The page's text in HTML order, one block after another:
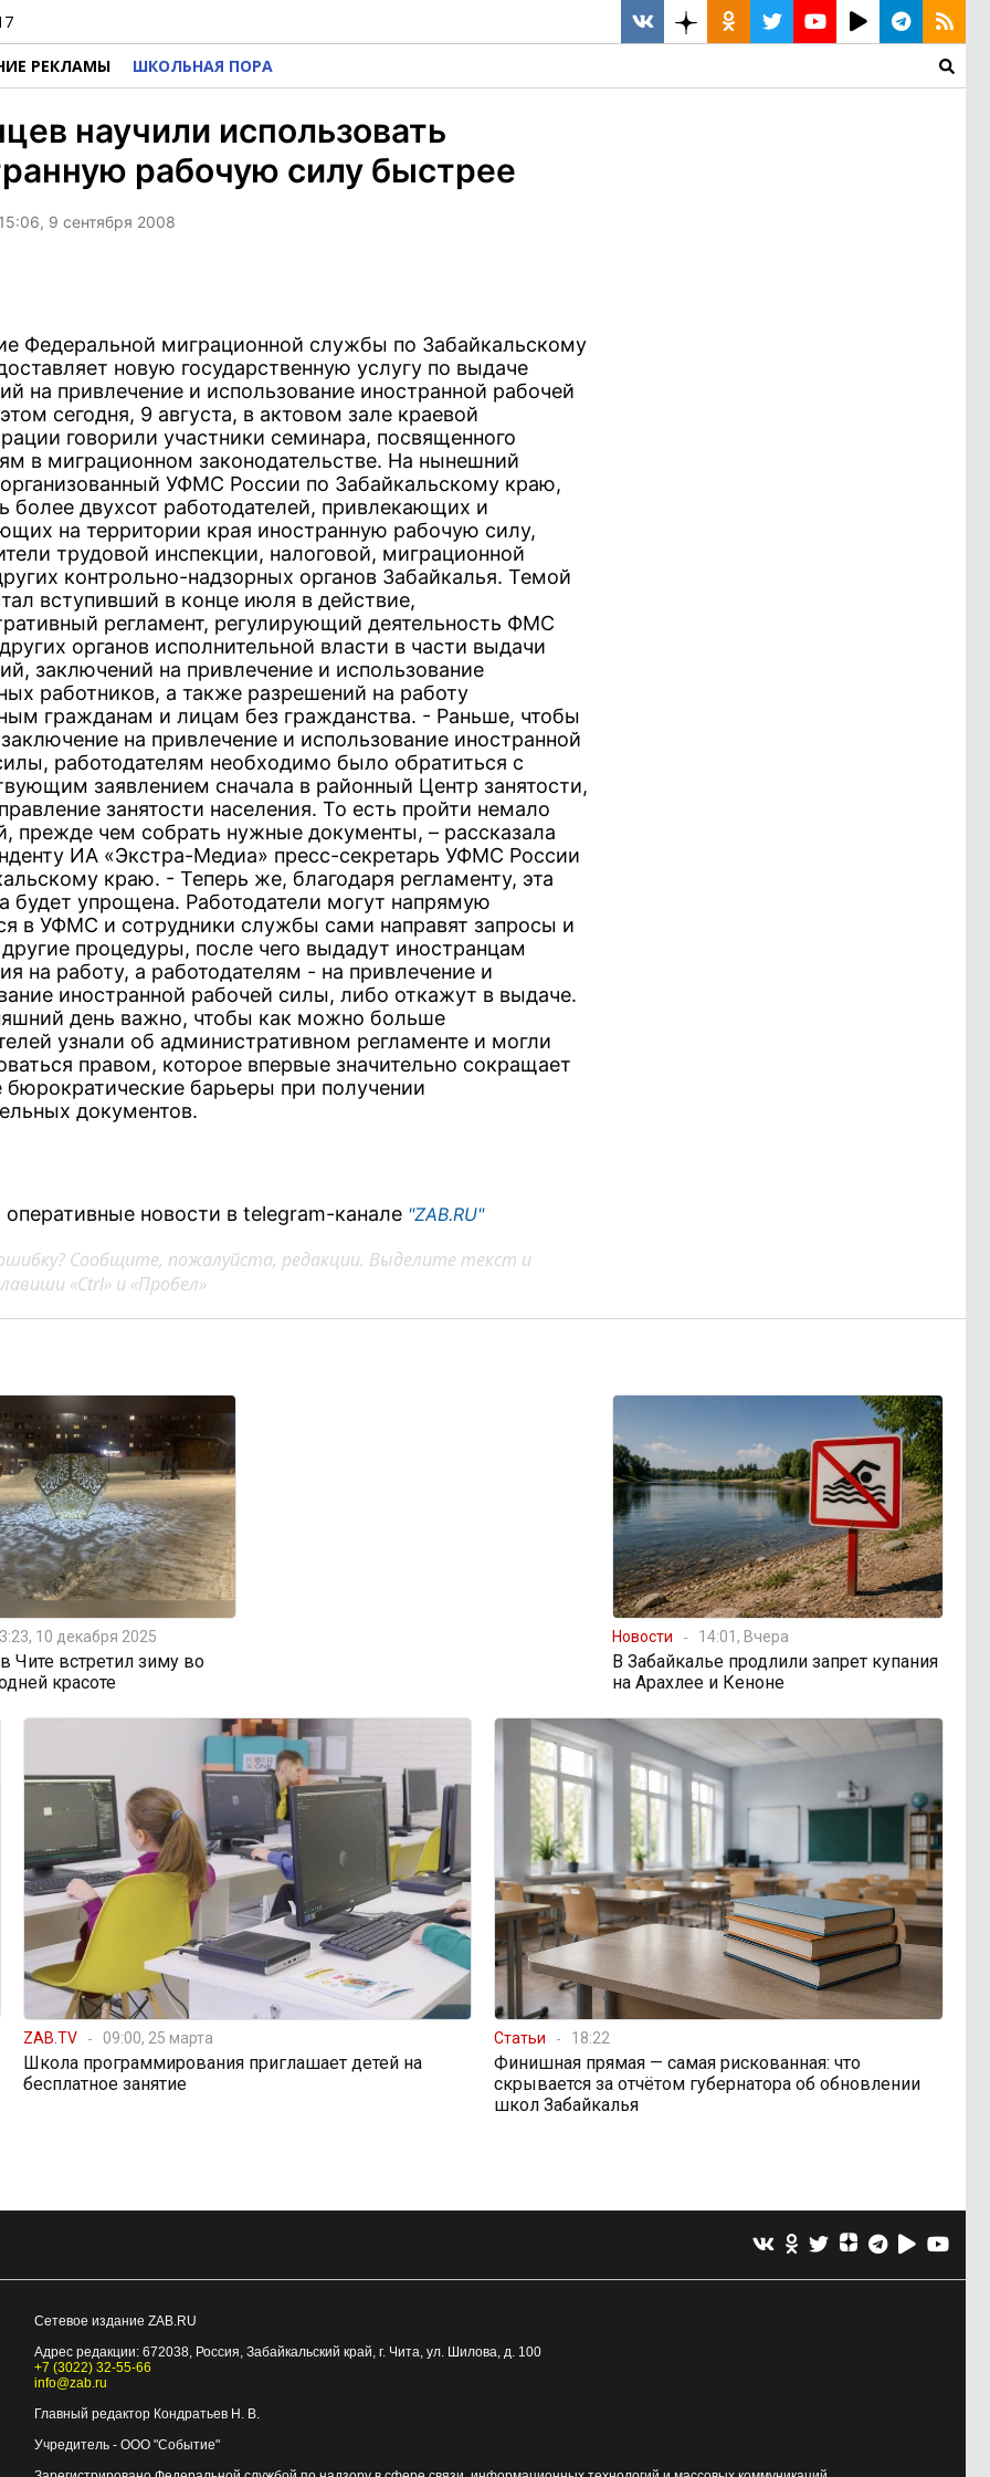
РЕКЛАМЫ ШКОЛЬНАЯ ПОРА
научили использовать
рабочую силу быстрее
9 сентября 2008
Федеральной миграционной службы по Забайкальскому
новую государственную услугу по выдаче
на привлечение и использование иностранной рабочей
сегодня, 9 августа, в актовом зале краевой
говорили участники семинара, посвященного
в миграционном законодательстве. На нынешний
УФМС России по Забайкальскому краю,
более двухсот работодателей, привлекающих и
на территории края иностранную рабочую силу,
трудовой инспекции, налоговой, миграционной
контрольно-надзорных органов Забайкалья. Темой
вступивший в конце июля в действие,
регламент, регулирующий деятельность ФМС
органов исполнительной власти в части выдачи
заключений на привлечение и использование
работников, а также разрешений на работу
гражданам и лицам без гражданства. - Раньше, чтобы
на привлечение и использование иностранной
работодателям необходимо было обратиться с
заявлением сначала в районный Центр занятости,
занятости населения. То есть пройти немало
прежде чем собрать нужные документы, – рассказала
ИА «Экстра-Медиа» пресс-секретарь УФМС России
краю. - Теперь же, благодаря регламенту, эта
будет упрощена. Работодатели могут напрямую
в УФМС и сотрудники службы сами направят запросы и
процедуры, после чего выдадут иностранцам
на работу, а работодателям - на привлечение и
иностранной рабочей силы, либо откажут в выдаче.
день важно, чтобы как можно больше
узнали об административном регламенте и могли
правом, которое впервые значительно сокращает
бюрократические барьеры при получении
документов.
новости в telegram-канале "ZAB.RU"
Сообщите, пожалуйста, редакции. Выделите текст и
«Ctrl» и «Пробел»
10 декабря 2025
встретил зиму во
красоте
Новости 14:01, Вчера
В Забайкалье продлили запрет купания
на Арахлее и Кеноне
ZAB.TV 09:00, 25 марта
Школа программирования приглашает детей на
бесплатное занятие
Статьи 18:22
Финишная прямая — самая рискованная: что
скрывается за отчётом губернатора об обновлении
школ Забайкалья
Сетевое издание ZAB.RU
Адрес редакции: 672038, Россия, Забайкальский край, г. Чита, ул. Шилова, д. 100
+7 (3022) 32-55-66
info@zab.ru
Главный редактор Кондратьев Н. В.
Учредитель - ООО "Событие"